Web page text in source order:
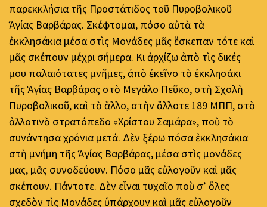
παρεκκλήσια τῆς Προστάτιδος τοῦ Πυροβολικοῦ
Ἁγίας Βαρβάρας. Σκέφτομαι, πόσο αὐτὰ τὰ
ἐκκλησάκια μέσα στὶς Μονάδες μᾶς ἔσκεπαν τότε καὶ
μᾶς σκέπουν μέχρι σήμερα. Κι ἀρχίζω ἀπὸ τὶς δικές
μου παλαιότατες μνῆμες, ἀπὸ ἐκεῖνο τὸ ἐκκλησάκι
τῆς Ἁγίας Βαρβάρας στὸ Μεγάλο Πεῦκο, στὴ Σχολὴ
Πυροβολικοῦ, καὶ τὸ ἄλλο, στὴν ἄλλοτε 189 ΜΠΠ, στὸ
ἀλλοτινὸ στρατόπεδο «Χρίστου Σαμάρα», ποὺ τὸ
συνάντησα χρόνια μετά. Δὲν ξέρω πόσα ἐκκλησάκια
στὴ μνήμη τῆς Ἁγίας Βαρβάρας, μέσα στὶς μονάδες
μας, μᾶς συνοδεύουν. Πόσο μᾶς εὐλογοῦν καὶ μᾶς
σκέπουν. Πάντοτε. Δὲν εἶναι τυχαῖο ποὺ σ’ ὅλες
σχεδὸν τὶς Μονάδες ὑπάρχουν καὶ μᾶς εὐλογοῦν